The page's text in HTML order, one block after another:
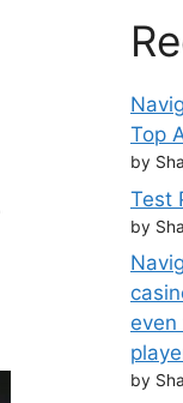
Top
by
Test
by
by